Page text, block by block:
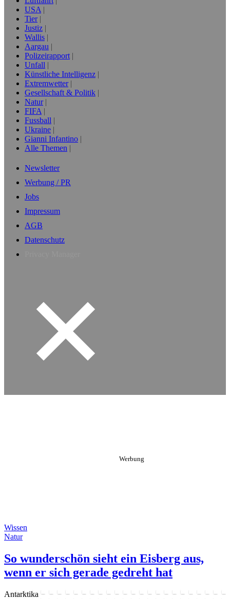
USA
Tier
Justiz
Wallis
Aargau
Polizeirapport
Unfall
Künstliche Intelligenz
Extremwetter
Gesellschaft & Politik
Natur
FIFA
Fussball
Ukraine
Gianni Infantino
Alle Themen
Newsletter
Werbung / PR
Jobs
Impressum
AGB
Datenschutz
Wissen
Natur
So wunderschön sieht ein Eisberg aus,
wenn er sich gerade gedreht hat
Antarktika